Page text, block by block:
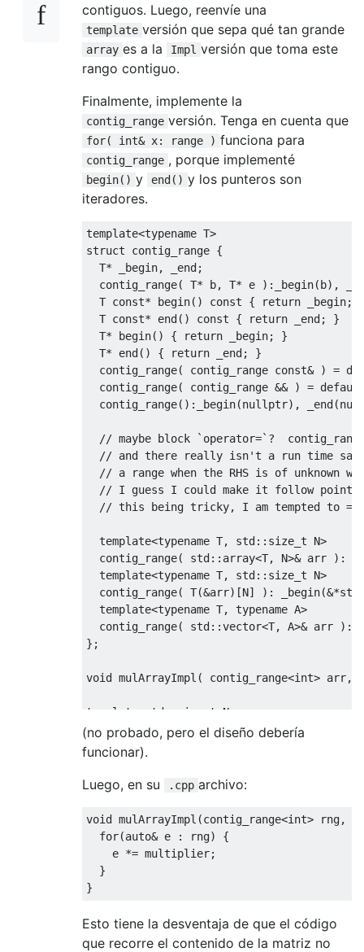
contiguos. Luego, reenvíe una
template versión que sepa qué tan grande
array es a la Impl versión que toma este
rango contiguo.
Finalmente, implemente la
contig_range versión. Tenga en cuenta que
for( int& x: range ) funciona para
contig_range , porque implementé
begin() y end() y los punteros son
iteradores.
template<typename T>
struct contig_range {
  T
* _begin, _end;
  contig_range
( T* b, T* e ): _begin(b),
  T
const* begin() const { return _begin;
  T
const* end() const { return _end;
}
  T
* begin() { return _begin;
}
  T
* end() { return _end;
}
  contig_range
( contig_range const& ) =
  contig_range
( contig_range && ) =
  contig_range
(): _begin(nullptr), _end(
// maybe block `operator=`?
// and there really isn't a run time safe
// a range when the RHS is of unknown
// I guess I could make it follow pointer
// this being tricky, I am tempted to
template<typename T, std:: size_t N>
  contig_range
( std:: array<T, N>& arr ):
template<typename T, std:: size_t N>
  contig_range
( T(&arr)[N] ): _begin(&*std
template<typename T, typename A>
  contig_range
( std::vector<T, A>& arr ):
};
void mulArrayImpl ( contig_range<int> arr,
template std size_t N
void mulArray( std::array< int, N>&
  mulArrayImpl
(no probado, pero el diseño debería
funcionar).
Luego, en su
.cpp archivo:
void mulArrayImpl (contig_range<int> rng,
for(auto& e : rng)
{
    e
*= multiplier;
}
}
Esto tiene la desventaja de que el código
que recorre el contenido de la matriz no